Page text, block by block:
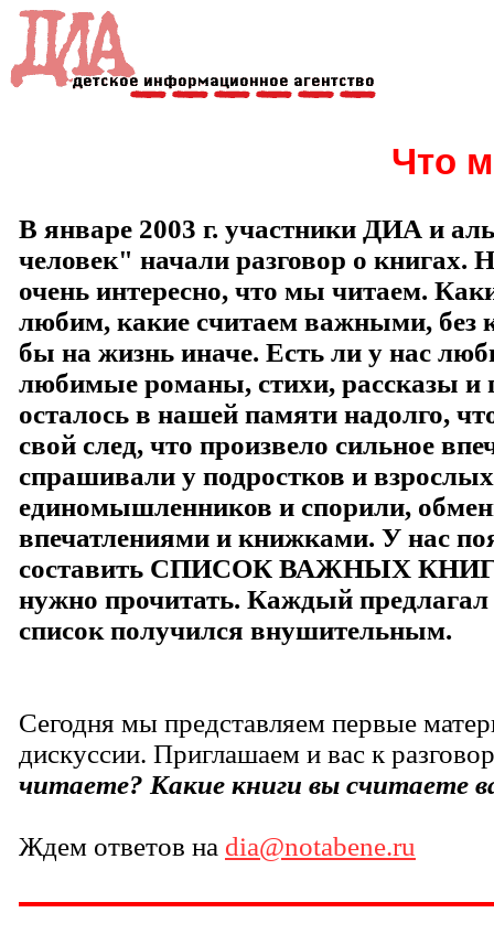
Что
В январе 2003 г. участники ДИА и
человек" начали разговор о книгах.
очень интересно, что мы читаем.
любим, какие считаем важными, без
бы на жизнь иначе. Есть ли у нас
любимые романы, стихи, рассказы и
осталось в нашей памяти надолго,
свой след, что произвело сильное
спрашивали у подростков и
единомышленников и спорили,
впечатлениями и книжками. У нас
составить СПИСОК ВАЖНЫХ КНИГ,
нужно прочитать. Каждый предлагал
список получился внушительным.
Сегодня мы представляем первые
дискуссии. Приглашаем и вас к
читаете? Какие книги вы считаете
Ждем ответов на dia@notabene.ru